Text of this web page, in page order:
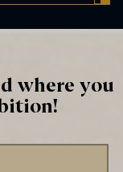
where you